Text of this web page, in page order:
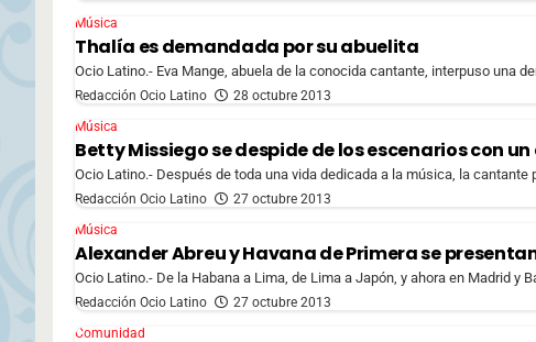
Música
Thalía es demandada por su abuelita
Ocio Latino.- Eva Mange, abuela de la conocida cantante, interpuso una
Redacción Ocio Latino
28 octubre 2013
Música
Betty Missiego se despide de los escenarios con
Ocio Latino.- Después de toda una vida dedicada a la música, la
Redacción Ocio Latino
27 octubre 2013
Música
Alexander Abreu y Havana de Primera se
Ocio Latino.- De la Habana a Lima, de Lima a Japón, y ahora en Madrid y
Redacción Ocio Latino
27 octubre 2013
Comunidad